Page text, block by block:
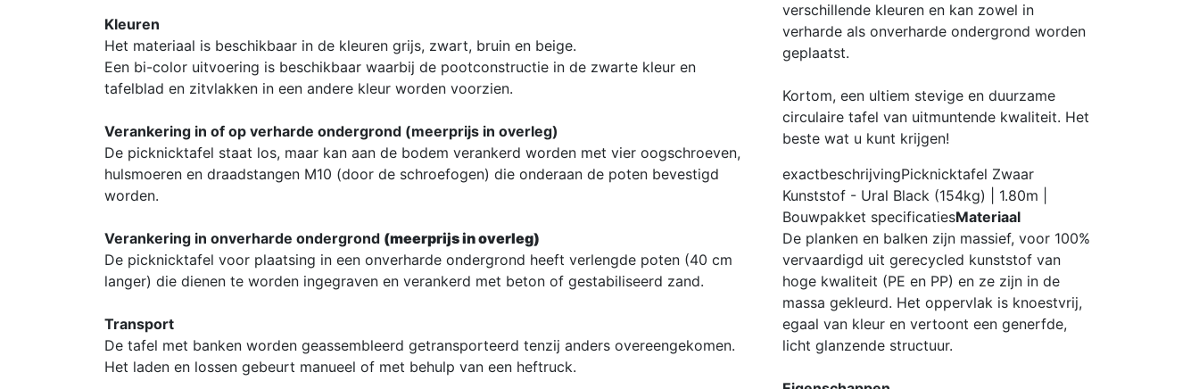
Kleuren
Het materiaal is beschikbaar in de kleuren grijs, zwart, bruin en beige.
Een bi-color uitvoering is beschikbaar waarbij de pootconstructie in de zwarte kleur en
tafelblad en zitvlakken in een andere kleur worden voorzien.
Verankering in of op verharde ondergrond (meerprijs in overleg)
De picknicktafel staat los, maar kan aan de bodem verankerd worden met vier oogschroeven,
hulsmoeren en draadstangen M10 (door de schroefogen) die onderaan de poten bevestigd
worden.
Verankering in onverharde ondergrond (meerprijs in overleg)
De picknicktafel voor plaatsing in een onverharde ondergrond heeft verlengde poten (40 cm
langer) die dienen te worden ingegraven en verankerd met beton of gestabiliseerd zand.
Transport
De tafel met banken worden geassembleerd getransporteerd tenzij anders overeengekomen.
Het laden en lossen gebeurt manueel of met behulp van een heftruck.
verschillende kleuren en kan zowel in
verharde als onverharde ondergrond worden
geplaatst.
Kortom, een ultiem stevige en duurzame
circulaire tafel van uitmuntende kwaliteit. Het
beste wat u kunt krijgen!
exactbeschrijvingPicknicktafel Zwaar
Kunststof - Ural Black (154kg) | 1.80m |
Bouwpakket specificatiesMateriaal
De planken en balken zijn massief, voor 100%
vervaardigd uit gerecycled kunststof van
hoge kwaliteit (PE en PP) en ze zijn in de
massa gekleurd. Het oppervlak is knoestvrij,
egaal van kleur en vertoont een generfde,
licht glanzende structuur.